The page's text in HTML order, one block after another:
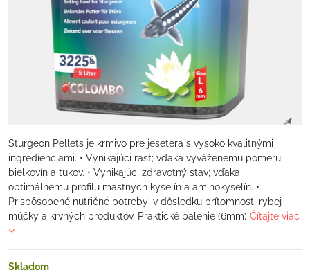
Sturgeon Pellets je krmivo pre jesetera s vysoko kvalitnými
ingredienciami. • Vynikajúci rast; vďaka vyváženému pomeru
bielkovín a tukov. • Vynikajúci zdravotný stav; vďaka
optimálnemu profilu mastných kyselín a aminokyselín. •
Prispôsobené nutričné ​​potreby; v dôsledku prítomnosti rybej
múčky a krvných produktov. Praktické balenie (6mm) Čítajte viac
Skladom